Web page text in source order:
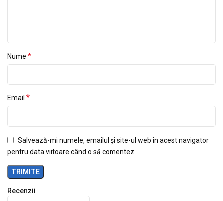
Recenzii
Nume *
Email *
Salvează-mi numele, emailul și site-ul web în acest navigator
pentru data viitoare când o să comentez.